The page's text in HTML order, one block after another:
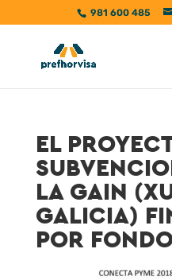
981 600 485
EL
LA GAIN
GALICIA)
POR